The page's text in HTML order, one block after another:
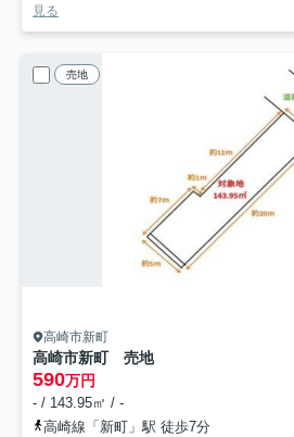
見る
売地
高崎市新町
高崎市新町 売地
590万円
- / 143.95㎡ / -
高崎線「新町」駅 徒歩7分